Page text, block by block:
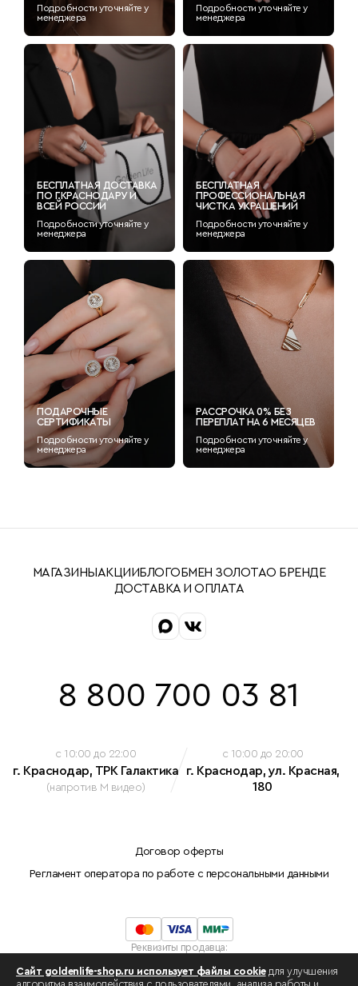
Подробности уточняйте у
менеджера
Подробности уточняйте у
менеджера
БЕСПЛАТНАЯ ДОСТАВКА
ПО Г.КРАСНОДАРУ И
ВСЕЙ РОССИИ
Подробности уточняйте у
менеджера
БЕСПЛАТНАЯ
ПРОФЕССИОНАЛЬНАЯ
ЧИСТКА УКРАШЕНИЙ
Подробности уточняйте у
менеджера
ПОДАРОЧНЫЕ
СЕРТИФИКАТЫ
Подробности уточняйте у
менеджера
РАССРОЧКА 0% БЕЗ
ПЕРЕПЛАТ НА 6 МЕСЯЦЕВ
Подробности уточняйте у
менеджера
МАГАЗИНЫ АКЦИИБЛОГОБМЕН ЗОЛОТАО БРЕНДЕ
ДОСТАВКА И ОПЛАТА
8 800 700 03 81
c 10:00 до 22:00
г. Краснодар, ТРК Галактика
(напротив М видео)
c 10:00 до 20:00
г. Краснодар, ул. Красная,
180
Договор оферты
Регламент оператора по работе с персональными данными
Реквизиты продавца:
ОГРНИП: 308230912100042
Сайт goldenlife-shop.ru использует файлы cookieдля улучшения